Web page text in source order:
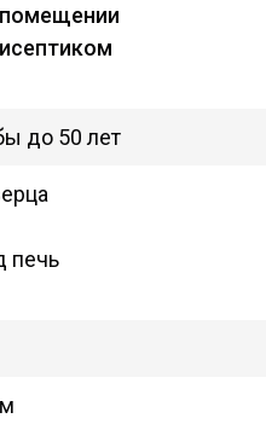
до 50 лет
печь